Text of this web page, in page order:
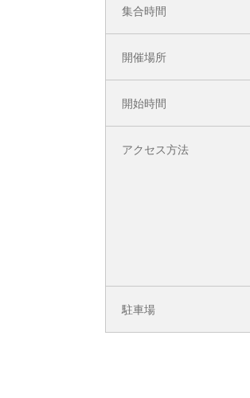
集合時間
開催場所
開始時間
アクセス方法
駐車場